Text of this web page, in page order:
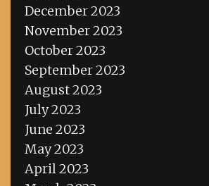
December 2023
November 2023
October 2023
September 2023
August 2023
July 2023
June 2023
May 2023
April 2023